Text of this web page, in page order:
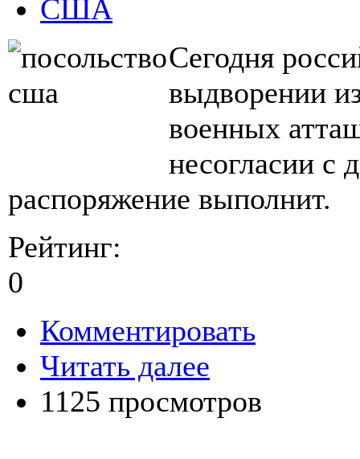
США
Сегодня
выдворении
военных
несогласии с
распоряжение выполнит.
Рейтинг:
0
Комментировать
Читать далее
1125 просмотров